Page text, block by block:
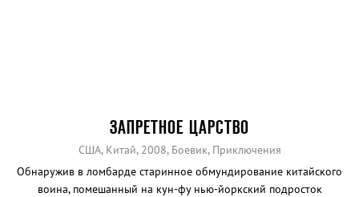
ЗАПРЕТНОЕ ЦАРСТВО
США, Китай, 2008, Боевик, Приключения
Обнаружив в ломбарде старинное обмундирование китайского
воина, помешанный на кун-фу нью-йоркский подросток